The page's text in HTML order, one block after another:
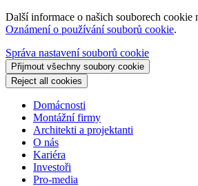
Další informace o našich souborech cookie
Oznámení o používání souborů cookie.
Správa nastavení souborů cookie
Přijmout všechny soubory cookie
Reject all cookies
Domácnosti
Montážní firmy
Architekti a projektanti
O nás
Kariéra
Investoři
Pro-media